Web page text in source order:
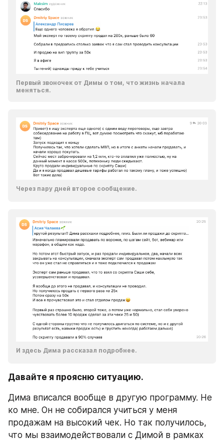
Первый звоночек от Димы о том, что жизнь начала
меняться.
Через пару дней второе сообщение.
И здесь Дима рассказал подробнее.
Давайте я проясню ситуацию.
Дима вписался вообще в другую программу. Не
ко мне. Он не собирался учиться у меня
продажам на высокий чек. Но так получилось,
что мы взаимодействовали с Димой в рамках